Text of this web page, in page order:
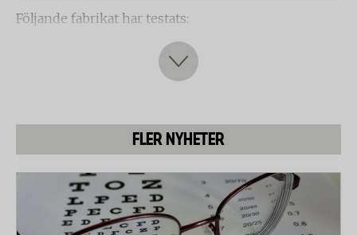
Följande fabrikat har testats:
OBH Nordica
Coline (Clas Ohlson)
FLER NYHETER